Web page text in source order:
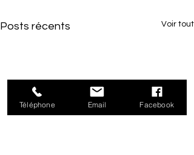
Posts récents Voir tout
Téléphone Email Facebook